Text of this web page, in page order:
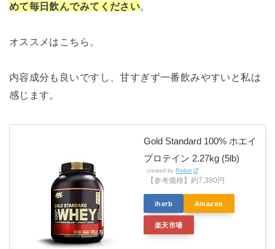
めて毎日飲んでみてください。
オススメはこちら。
内容成分も良いですし、甘すぎず一番飲みやすいと私は
感じます。
Gold Standard 100% ホエイ
プロテイン 2.27kg (5lb)
created by Rinker
【参考価格】約7,380円
iherb Amazon
楽天市場